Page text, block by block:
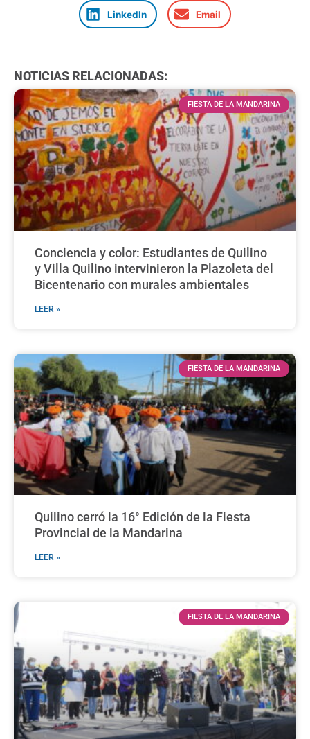
LinkedIn Email
NOTICIAS RELACIONADAS:
FIESTA DE LA MANDARINA
Conciencia y color: Estudiantes de Quilino
y Villa Quilino intervinieron la Plazoleta del
Bicentenario con murales ambientales
LEER »
FIESTA DE LA MANDARINA
Quilino cerró la 16° Edición de la Fiesta
Provincial de la Mandarina
LEER »
FIESTA DE LA MANDARINA